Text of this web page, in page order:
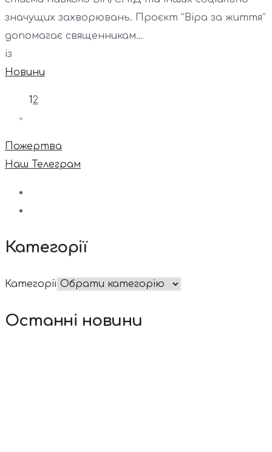
значущих захворювань. Проєкт “Віра за життя”
допомагає священникам...
із
Новини
12
Пожертва
Наш Телеграм
Категорії
Категорії
Останні новини